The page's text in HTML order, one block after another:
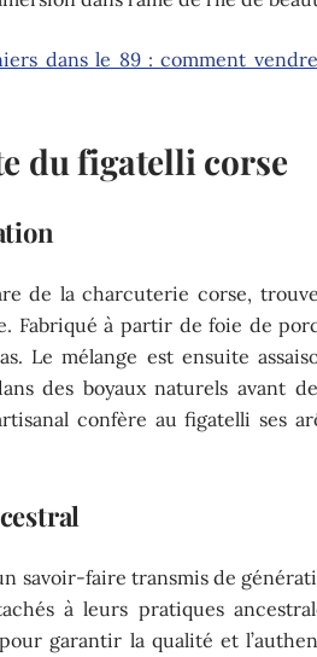
dans le 89 : comment
du figatelli corse
de la charcuterie corse,
Fabriqué à partir de foie de
Le mélange est ensuite
des boyaux naturels avant
confère au figatelli ses
savoir-faire transmis de
à leurs pratiques
garantir la qualité et